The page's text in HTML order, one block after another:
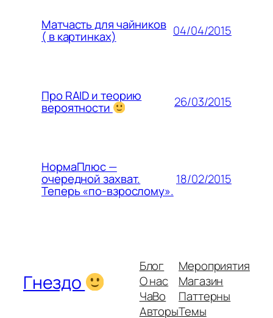
Матчасть для чайников
( в картинках) 04/04/2015
Про RAID и теорию
вероятности 26/03/2015
НормаПлюс —
очередной захват.
Теперь «по-взрослому».
18/02/2015
Гнездо
Блог
О нас
ЧаВо
Авторы
Мероприятия
Магазин
Паттерны
Темы